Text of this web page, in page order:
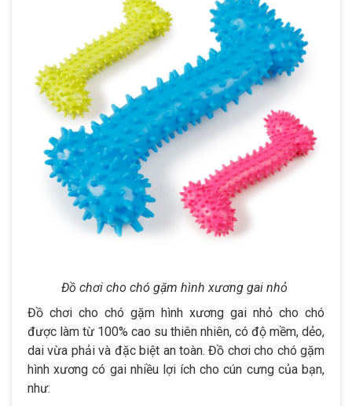
Đồ chơi cho chó gặm hình xương gai nhỏ
Đồ chơi cho chó gặm hình xương gai nhỏ cho chó
được làm từ 100% cao su thiên nhiên, có độ mềm, dẻo,
dai vừa phải và đặc biệt an toàn. Đồ chơi cho chó gặm
hình xương có gai nhiều lợi ích cho cún cưng của bạn,
như: